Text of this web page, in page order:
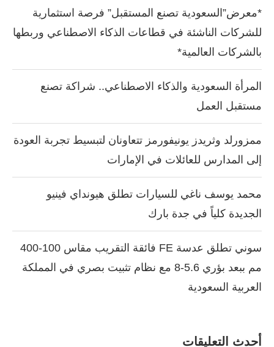
*معرض”السعودية تصنع المستقبل” فرصة استثمارية
للشركات الناشئة في قطاعات الذكاء الاصطناعي وربطها
بالشركات العالمية*
المرأة السعودية والذكاء الاصطناعي.. شراكة تصنع
مستقبل العمل
ممزورلد وثريدز يونيفورمز تتعاونان لتبسيط تجربة العودة
إلى المدارس للعائلات في الإمارات
محمد يوسف ناغي للسيارات تطلق هيونداي فينيو
الجديدة كلياً في جدة بارك
سوني تطلق عدسة FE فائقة التقريب مقاس 100-400
مم ببعد بؤري 5.6-8 مع نظام تثبيت بصري في المملكة
العربية السعودية
أحدث التعليقات